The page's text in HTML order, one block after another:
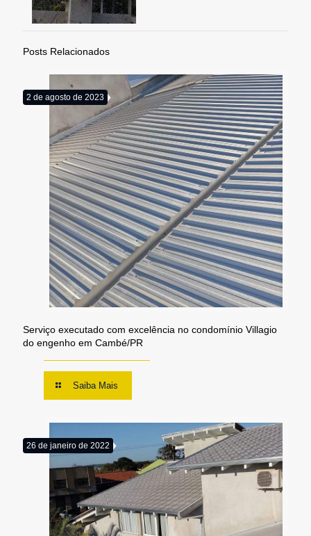
Posts Relacionados
2 de agosto de 2023
Serviço executado com excelência no condomínio Villagio
do engenho em Cambé/PR
Saiba Mais
26 de janeiro de 2022